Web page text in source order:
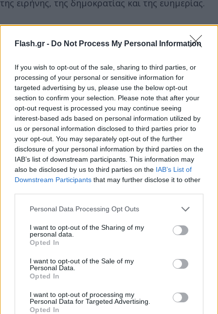
Flash.gr - Do Not Process My Personal Information
If you wish to opt-out of the sale, sharing to third parties, or
processing of your personal or sensitive information for
targeted advertising by us, please use the below opt-out
section to confirm your selection. Please note that after your
opt-out request is processed you may continue seeing
interest-based ads based on personal information utilized by
us or personal information disclosed to third parties prior to
your opt-out. You may separately opt-out of the further
disclosure of your personal information by third parties on the
IAB’s list of downstream participants. This information may
also be disclosed by us to third parties on the IAB’s List of
Downstream Participants that may further disclose it to other
Please note that this website/app uses one or more Google
not limited to your visit or usage behaviour. You may click to
grant or deny consent to Google and its third-party tags to
use your data for below specified purposes in below Google
consent section.
Personal Data Processing Opt Outs
I want to opt-out of the Sharing of my
personal data.
Opted In
I want to opt-out of the Sale of my
Personal Data.
Opted In
I want to opt-out of processing my
Personal Data for Targeted Advertising.
Opted In
της ειρήνης, της δημοκρατίας και της ευημερίας.
σχέση, στη βάση της ισότητας, είναι για εμάς να
ακριβώς πρέπει να είναι η ατζέντα για τα επόμενα
5 χρόνια. H σχέση μας με τις ΗΠΑ είναι σημαντική,
είναι απαραίτητη και αυτή η διατλαντική σχέση
πρέπει να εξελιχθεί, αλλά πρέπει να την
προσεγγίσουμε από μια θέση ισχύος και
αυτοπεποίθησης».